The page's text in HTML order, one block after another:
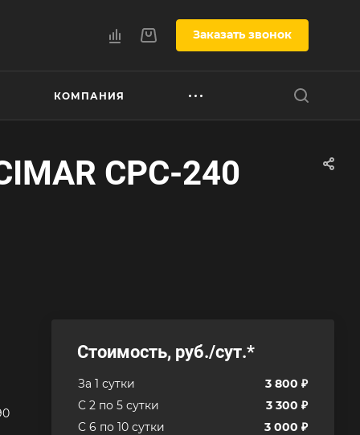
Заказать звонок
КОМПАНИЯ
CPC-240
Стоимость, руб./сут.*
За 1 сутки
3 800 ₽
C 2 по 5 сутки
3 300 ₽
C 6 по 10 сутки
3 000 ₽